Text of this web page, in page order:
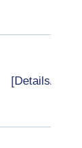
[Details/